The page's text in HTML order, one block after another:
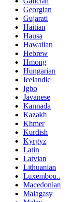
Georgian
Gujarati
Haitian
Hausa
Hawaiian
Hebrew
Hmong
Hungarian
Icelandic
Igbo
Javanese
Kannada
Kazakh
Khmer
Kurdish
Kyrgyz
Latin
Latvian
Lithuanian
Luxembou..
Macedonian
Malagasy